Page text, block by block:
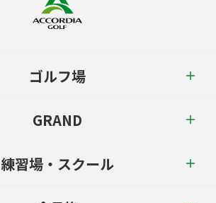
ゴルフ場
GRAND
練習場・スクール